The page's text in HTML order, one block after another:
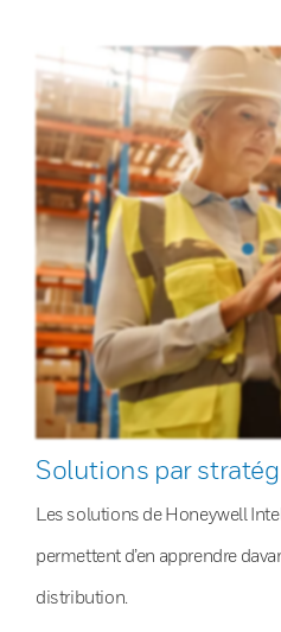
Solutions par
Les solutions de Honeywell
permettent d’en apprendre
distribution.